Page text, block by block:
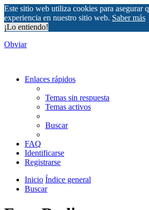
Este sitio web utiliza cookies para asegurar
experiencia en nuestro sitio web. Saber más
¡Lo entiendo!
Obviar
Enlaces rápidos
Temas sin respuesta
Temas activos
Buscar
FAQ
Identificarse
Registrarse
Inicio Índice general
Buscar